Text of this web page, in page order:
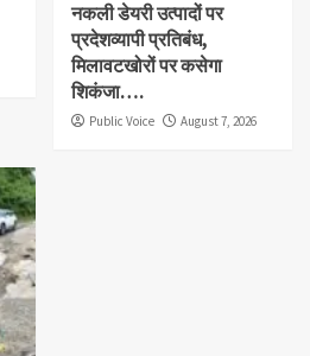
नकली डेयरी उत्पादों पर
प्रदेशव्यापी प्रतिबंध,
मिलावटखोरों पर कसेगा
शिकंजा….
Public Voice August 7, 2026